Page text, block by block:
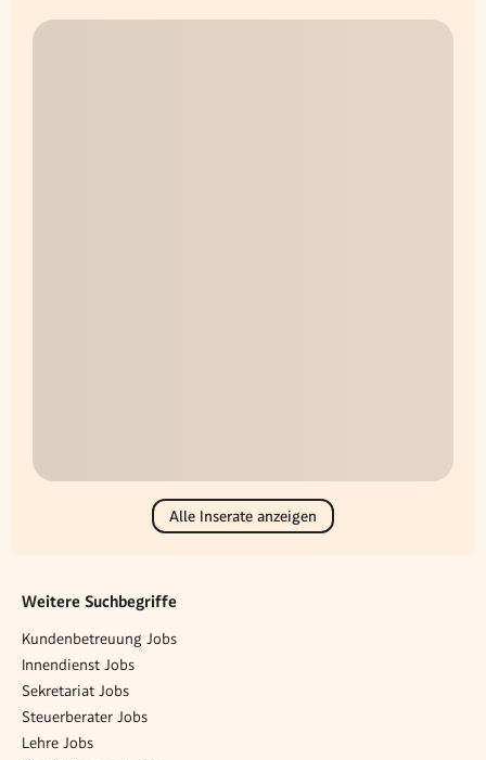
Alle Inserate anzeigen
Weitere Suchbegriffe
Kundenbetreuung Jobs
Innendienst Jobs
Sekretariat Jobs
Steuerberater Jobs
Lehre Jobs